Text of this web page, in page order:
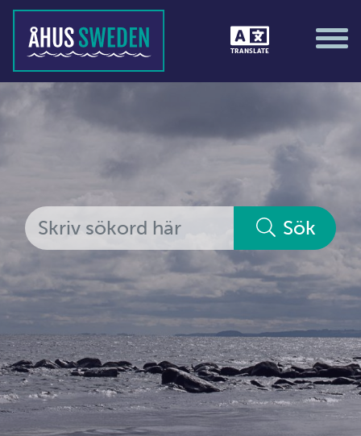
TRANSLATE
Tävlingar &amp; matcher
Alla medlemmar
Ekonomi &amp; juridik
Hantverkare
Hus &amp; hem
Ideella föreningar
Idrottsföreningar
Media
Sök